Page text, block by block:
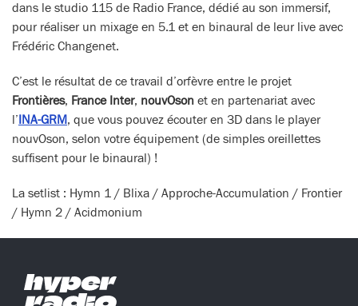
dans le studio 115 de Radio France, dédié au son immersif,
pour réaliser un mixage en 5.1 et en binaural de leur live avec
Frédéric Changenet.
C’est le résultat de ce travail d’orfèvre entre le projet
Frontières, France Inter, nouvOson et en partenariat avec
l’INA-GRM, que vous pouvez écouter en 3D dans le player
nouvOson, selon votre équipement (de simples oreillettes
suffisent pour le binaural) !
La setlist : Hymn 1 / Blixa / Approche-Accumulation / Frontier
/ Hymn 2 / Acidmonium